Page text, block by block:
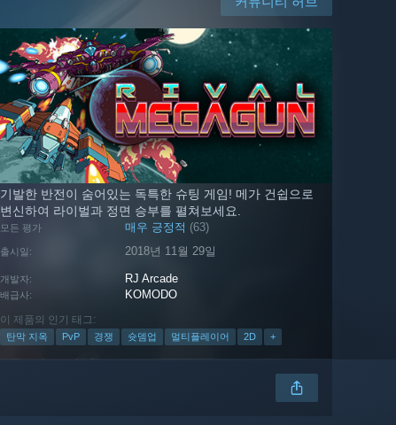
기발한 반전이 숨어있는 독특한 슈팅 게임! 메가 건쉽으로
변신하여 라이벌과 정면 승부를 펼쳐보세요.
모든 평가 매우 긍정적 (63)
출시일: 2018년 11월 29일
개발자: RJ Arcade
배급사: KOMODO
이 제품의 인기 태그:
탄막 지옥 PvP 경쟁 슛뎀업 멀티플레이어 2D +